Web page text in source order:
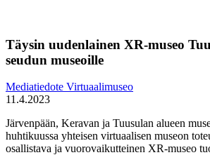
Täysin uudenlainen XR-museo
seudun museoille
Mediatiedote Virtuaalimuseo
11.4.2023
Järvenpään, Keravan ja Tuusulan alueen
huhtikuussa yhteisen virtuaalisen museon
osallistava ja vuorovaikutteinen XR-museo